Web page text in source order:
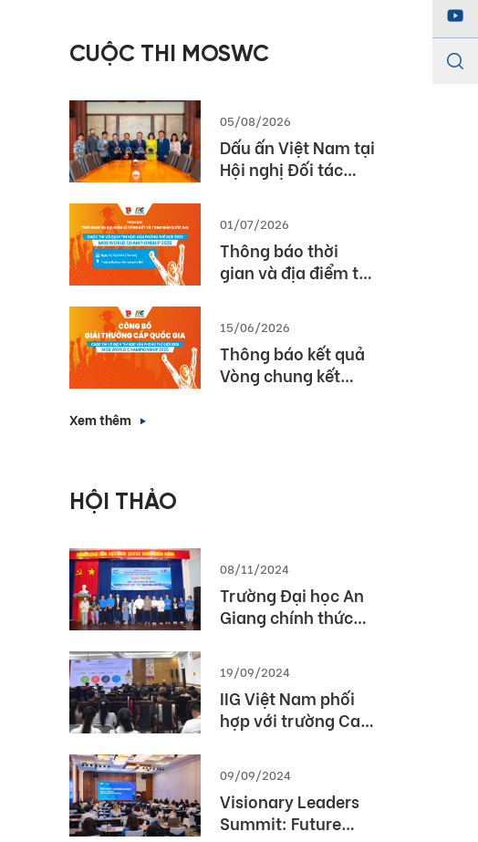
2026
CUỘC THI MOSWC
05/08/2026
Dấu ấn Việt Nam tại
Hội nghị Đối tác
Partner Summit –
GPS) 2026
01/07/2026
Thông báo thời
gian và địa điểm tổ
Cuộc thi MOS World
Championship
2026
15/06/2026
Thông báo kết quả
Vòng chung kết
Xem thêm
HỘI THẢO
08/11/2024
Trường Đại học An
Giang chính thức
19/09/2024
IIG Việt Nam phối
hợp với trường Cao
“TOEIC- Chuẩn đầu
ra tiếng Anh- Bí
Quyết chinh phục
09/09/2024
Visionary Leaders
Summit: Future